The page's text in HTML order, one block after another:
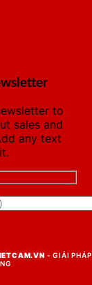
to
sales and
any text
- GIẢI